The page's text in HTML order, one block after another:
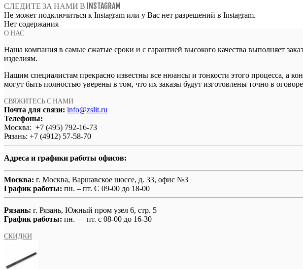
СЛЕДИТЕ ЗА НАМИ В INSTAGRAM
Не может подключиться к Instagram или у Вас нет разрешений в Instagram.
Нет содержания
О НАС
Наша компания в самые сжатые сроки и с гарантией высокого качества выполняет
изделиям.
Нашим специалистам прекрасно известны все нюансы и тонкости этого процесса, а
могут быть полностью уверены в том, что их заказы будут изготовлены точно в
СВЯЖИТЕСЬ С НАМИ
Почта для связи: info@zslit.ru
Телефоны:
Москва: +7 (495) 792-16-73
Рязань: +7 (4912) 57-58-70
Адреса и графики работы офисов:
Москва: г. Москва, Варшавское шоссе, д. 33, офис №3
График работы: пн. – пт. С 09-00 до 18-00
Рязань: г. Рязань, Южный пром узел 6, стр. 5
График работы: пн. — пт. с 08-00 до 16-30
СКИДКИ